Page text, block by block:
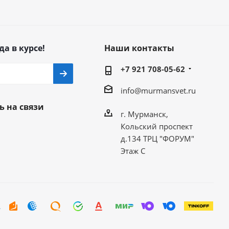
в курсе!
на связи
Наши контакты
+7 921 708-05-62
info@murmansvet.ru
г. Мурманск,
Кольский проспект
д.134 ТРЦ "ФОРУМ"
Этаж С